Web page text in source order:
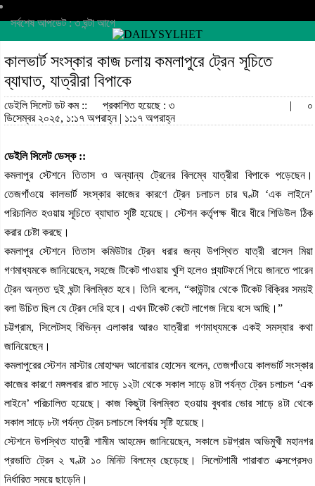
সর্বশেষ আপডেট : ৩ ঘন্টা আগে
কালভার্ট সংস্কার কাজ চলায় কমলাপুরে ট্রেন সূচিতে
ব্যাঘাত, যাত্রীরা বিপাকে
ডেইলি সিলেট ডট কম ::
প্রকাশিত হয়েছে : ৩
ডিসেম্বর ২০২৫, ১:১৭ অপরাহ্ন | ১:১৭ অপরাহ্ন
| ০
ডেইলি সিলেট ডেস্ক ::
কমলাপুর স্টেশনে তিতাস ও অন্যান্য ট্রেনের বিলম্বে যাত্রীরা বিপাকে পড়েছেন।
তেজগাঁওয়ে কালভার্ট সংস্কার কাজের কারণে ট্রেন চলাচল চার ঘণ্টা ‘এক লাইনে’
পরিচালিত হওয়ায় সূচিতে ব্যাঘাত সৃষ্টি হয়েছে। স্টেশন কর্তৃপক্ষ ধীরে ধীরে শিডিউল ঠিক
করার চেষ্টা করছে।
কমলাপুর স্টেশনে তিতাস কমিউটার ট্রেন ধরার জন্য উপস্থিত যাত্রী রাসেল মিয়া
গণমাধ্যমকে জানিয়েছেন, সহজে টিকেট পাওয়ায় খুশি হলেও প্ল্যাটফর্মে গিয়ে জানতে পারেন
ট্রেন অন্তত দুই ঘন্টা বিলম্বিত হবে। তিনি বলেন, “কাউন্টার থেকে টিকেট বিক্রির সময়ই
বলা উচিত ছিল যে ট্রেন দেরি হবে। এখন টিকেট কেটে লাগেজ নিয়ে বসে আছি।”
চট্টগ্রাম, সিলেটসহ বিভিন্ন এলাকার আরও যাত্রীরা গণমাধ্যমকে একই সমস্যার কথা
জানিয়েছেন।
কমলাপুরের স্টেশন মাস্টার মোহাম্মদ আনোয়ার হোসেন বলেন, তেজগাঁওয়ে কালভার্ট সংস্কার
কাজের কারণে মঙ্গলবার রাত সাড়ে ১২টা থেকে সকাল সাড়ে ৪টা পর্যন্ত ট্রেন চলাচল ‘এক
লাইনে’ পরিচালিত হয়েছে। কাজ কিছুটা বিলম্বিত হওয়ায় বুধবার ভোর সাড়ে ৪টা থেকে
সকাল সাড়ে ৮টা পর্যন্ত ট্রেন চলাচলে বিপর্যয় সৃষ্টি হয়েছে।
স্টেশনে উপস্থিত যাত্রী শামীম আহমেদ জানিয়েছেন, সকালে চট্টগ্রাম অভিমুখী মহানগর
প্রভাতি ট্রেন ২ ঘণ্টা ১০ মিনিট বিলম্বে ছেড়েছে। সিলেটগামী পারাবাত এক্সপ্রেসও
নির্ধারিত সময়ে ছাড়েনি।